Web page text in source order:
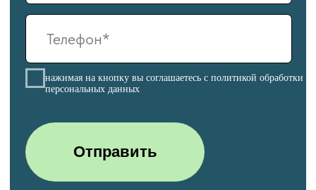
Сооснователь компании,
эксперт по зонированию.
Нам часто сообщают
заказчики, что мы реализуем
проекты, от которых другие
отказываются.
Старший мастер
Филигранно
решения.